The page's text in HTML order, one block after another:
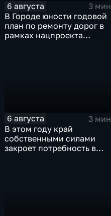
6 августа
3 мин
В Городе юности годовой
план по ремонту дорог в
рамках нацпроекта
6 августа
3 мин
В этом году край
собственными силами
закроет потребность в